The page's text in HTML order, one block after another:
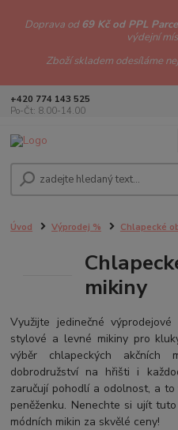
Doprava od69 Kč od PPL
výdejní
Zboží skladem odesíláme
+420 774 143 525
Po-Čt: 8.00-14.00
Úvod Výprodej % Chlapecké
mikiny
Využijte jedinečné
stylové a levné mikiny pro
výběr chlapeckých
dobrodružství na hřišti i
zaručují pohodlí a odolnost, a
peněženku. Nenechte si ujít
módních mikin za skvělé ceny!